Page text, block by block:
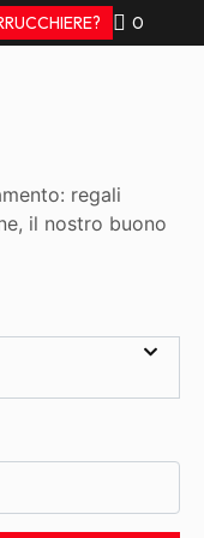
0
regali
il nostro buono